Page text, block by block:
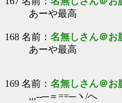
あーや最高
168 名前： 名無しさん＠お
あーや最高
169 名前： 名無しさん＠お
,,,--─＝==─ヽ/へ